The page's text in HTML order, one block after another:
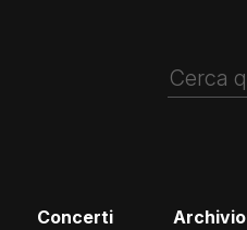
Concerti Archivio